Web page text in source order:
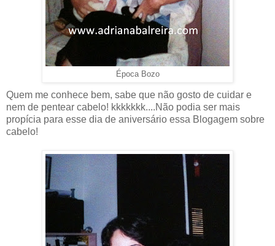
Época Bozo
Quem me conhece bem, sabe que não gosto de cuidar e
nem de pentear cabelo! kkkkkkk....Não podia ser mais
propícia para esse dia de aniversário essa Blogagem sobre
cabelo!